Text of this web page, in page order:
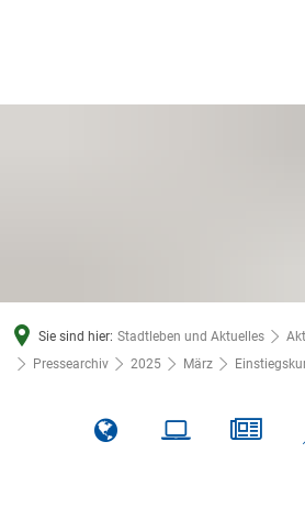
Sie sind hier: Stadtleben und Aktuelles
Pressearchiv
2025 März